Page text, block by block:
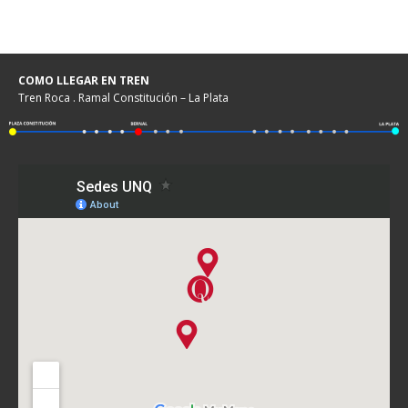
COMO LLEGAR EN TREN
Tren Roca . Ramal Constitución – La Plata